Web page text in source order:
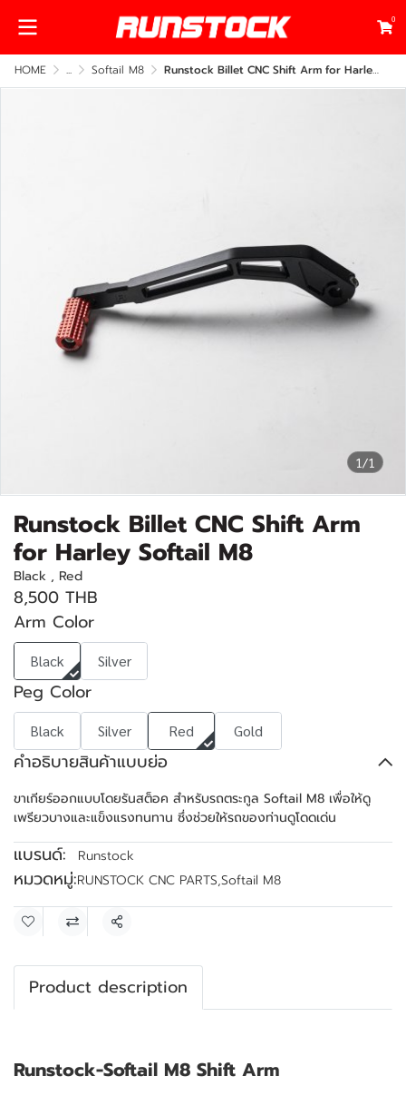
0
HOME ... Softail M8 Runstock Billet CNC Shift Arm for Harley Softail M8
1/1
Runstock Billet CNC Shift Arm
for Harley Softail M8
Black , Red
8,500 THB
Arm Color
Black Silver
Peg Color
Black Silver Red Gold
คำอธิบายสินค้าแบบย่อ
ขาเกียร์ออกแบบโดยรันสต็อค สำหรับรถตระกูล Softail M8 เพื่อให้ดู
เพรียวบางและแข็งแรงทนทาน ซึ่งช่วยให้รถของท่านดูโดดเด่น
แบรนด์: Runstock
หมวดหมู่:RUNSTOCK CNC PARTS,Softail M8
แชร์
Product description
Runstock-Softail M8 Shift Arm